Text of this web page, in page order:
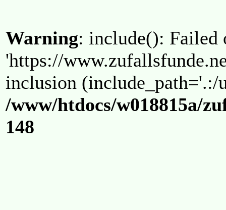
Warning: include(): Failed
'https://
inclusion (include_path='.:/
/www/htdocs/w018815a/
148